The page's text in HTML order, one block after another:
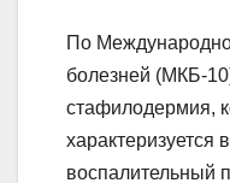
По
болезней (МКБ-
стафилодермия,
характеризуется
воспалительный